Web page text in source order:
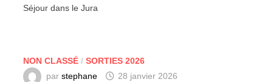
Séjour dans le Jura
NON CLASSÉ /SORTIES 2026
parstephane 28 janvier 2026